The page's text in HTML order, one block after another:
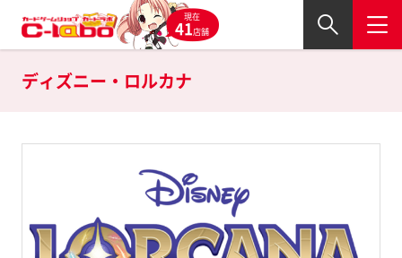
現在
41店舗
ディズニー・ロルカナ